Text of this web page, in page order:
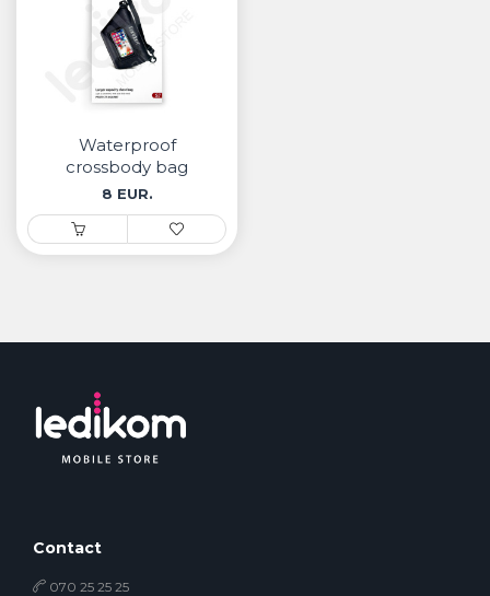
Waterproof
crossbody bag
8 EUR.
Contact
070 25 25 25